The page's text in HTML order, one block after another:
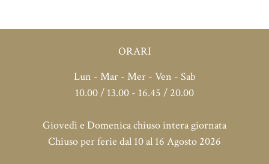
ORARI
Lun - Mar - Mer - Ven - Sab
10.00 / 13.00 - 16.45 / 20.00
Giovedì e Domenica chiuso intera giornata
Chiuso per ferie dal 10 al 16 Agosto 2026